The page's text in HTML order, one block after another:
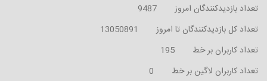
تعداد بازدیدکنندگان امروز
9487
تعداد کل بازدیدکنندگان تا امروز
13050891
تعداد کاربران بر خط
195
تعداد کاربران لاگین بر خط
0